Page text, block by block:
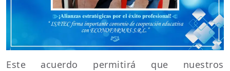
Este acuerdo permitirá que nuestros